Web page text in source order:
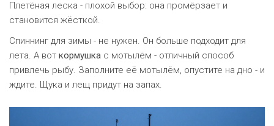
Плетёная леска - плохой выбор: она промёрзает и
становится жёсткой.
Спиннинг для зимы - не нужен. Он больше подходит для
лета. А вот кормушка с мотылём - отличный способ
привлечь рыбу. Заполните её мотылём, опустите на дно - и
ждите. Щука и лещ придут на запах.